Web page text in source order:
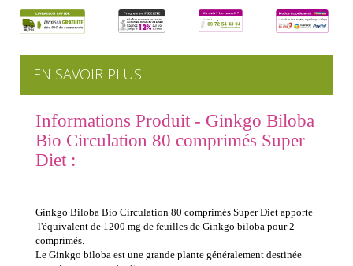
EN SAVOIR PLUS
Informations Produit - Ginkgo Biloba
Bio Circulation 80 comprimés Super
Diet :
Ginkgo Biloba Bio Circulation 80 comprimés Super Diet apporte
l'équivalent de 1200 mg de feuilles de Ginkgo biloba pour 2
comprimés.
Le Ginkgo biloba est une grande plante généralement destinée